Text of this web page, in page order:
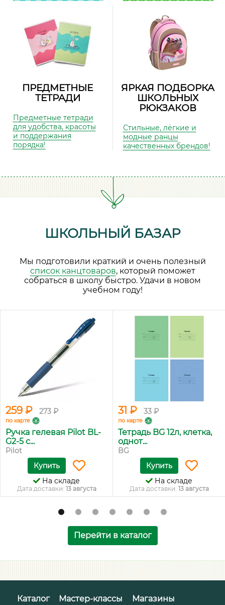
ПРЕДМЕТНЫЕ
ТЕТРАДИ
Предметные тетради
для удобства, красоты
и поддержания
порядка!
ЯРКАЯ ПОДБОРКА
ШКОЛЬНЫХ
РЮКЗАКОВ
Стильные, лёгкие и
модные ранцы
качественных брендов!
ШКОЛЬНЫЙ БАЗАР
Мы подготовили краткий и очень полезный
список канцтоваров, который поможет
собраться в школу быстро. Удачи в новом
учебном году!
259 ₽ 273 ₽
по карте
Ручка гелевая Pilot BL-
G2-5 с...
Pilot
Купить
На складе
Дата доставки: 13 августа
31 ₽ 33 ₽
по карте
Тетрадь BG 12л, клетка,
однот...
BG
Купить
На складе
Дата доставки: 13 августа
Перейти в каталог
Каталог Мастер-классы Магазины